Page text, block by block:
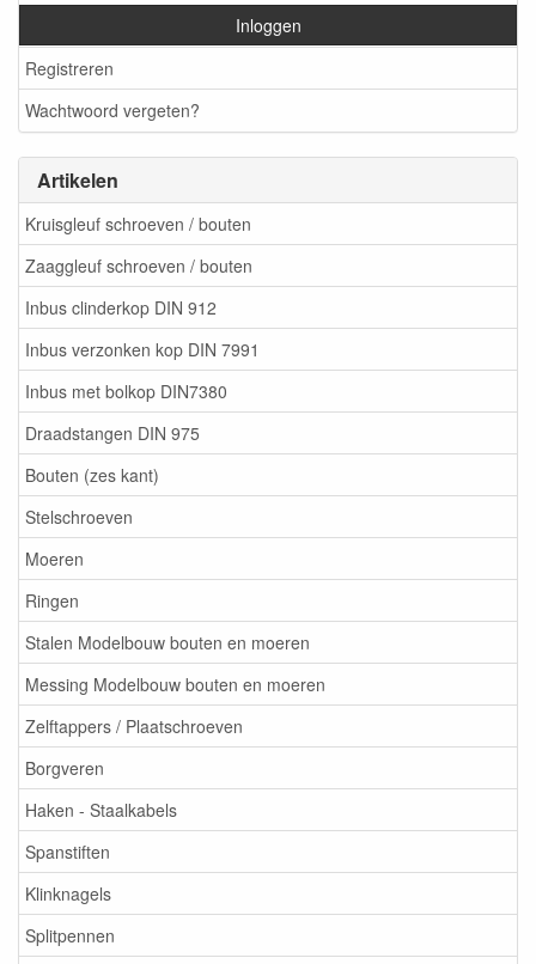
Inloggen
Registreren
Wachtwoord vergeten?
Artikelen
Kruisgleuf schroeven / bouten
Zaaggleuf schroeven / bouten
Inbus clinderkop DIN 912
Inbus verzonken kop DIN 7991
Inbus met bolkop DIN7380
Draadstangen DIN 975
Bouten (zes kant)
Stelschroeven
Moeren
Ringen
Stalen Modelbouw bouten en moeren
Messing Modelbouw bouten en moeren
Zelftappers / Plaatschroeven
Borgveren
Haken - Staalkabels
Spanstiften
Klinknagels
Splitpennen